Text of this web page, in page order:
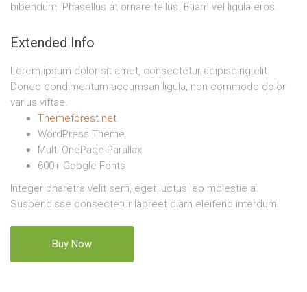
bibendum. Phasellus at ornare tellus. Etiam vel ligula eros.
Extended Info
Lorem ipsum dolor sit amet, consectetur adipiscing elit.
Donec condimentum accumsan ligula, non commodo dolor
varius viftae.
Themeforest.net
WordPress Theme
Multi OnePage Parallax
600+ Google Fonts
Integer pharetra velit sem, eget luctus leo molestie a.
Suspendisse consectetur laoreet diam eleifend interdum.
Buy Now